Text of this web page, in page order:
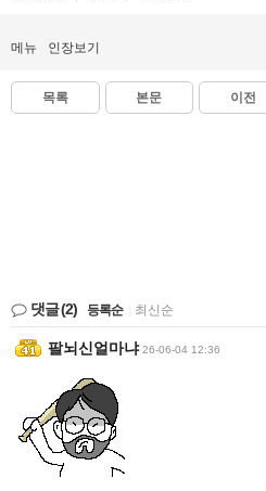
메뉴 인장보기
목록 본문 이전
댓글(2) 등록순 최신순
팔뇌신얼마냐 26-06-04 12:36